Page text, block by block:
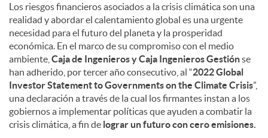
Los riesgos financieros asociados a la crisis climática son una
realidad y abordar el calentamiento global es una urgente
necesidad para el futuro del planeta y la prosperidad
económica. En el marco de su compromiso con el medio
ambiente, Caja de Ingenieros y Caja Ingenieros Gestiónse
han adherido, por tercer año consecutivo, al “2022 Global
Investor Statement to Governments on the Climate Crisis”,
una declaración a través de la cual los firmantes instan a los
gobiernos a implementar políticas que ayuden a combatir la
crisis climática, a fin de lograr un futuro con cero emisiones.